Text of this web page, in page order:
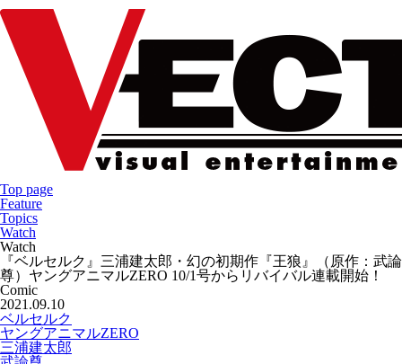
Top page
Feature
Topics
Watch
Watch
『ベルセルク』三浦建太郎・幻の初期作『王狼』（原作：武論
尊）ヤングアニマルZERO 10/1号からリバイバル連載開始！
Comic
2021.09.10
ベルセルク
ヤングアニマルZERO
三浦建太郎